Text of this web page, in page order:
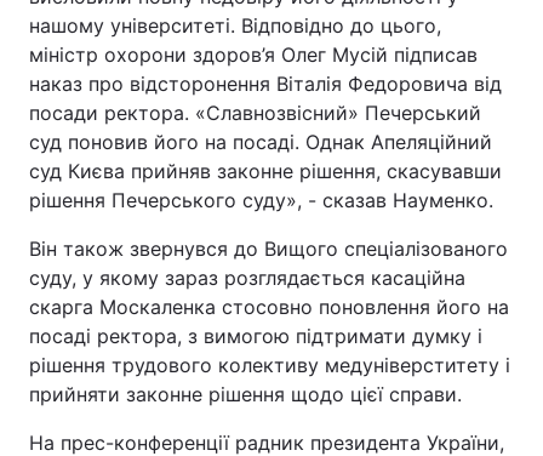
нашому університеті. Відповідно до цього,
міністр охорони здоров’я Олег Мусій підписав
наказ про відсторонення Віталія Федоровича від
посади ректора. «Славнозвісний» Печерський
суд поновив його на посаді. Однак Апеляційний
суд Києва прийняв законне рішення, скасувавши
рішення Печерського суду», - сказав Науменко.
Він також звернувся до Вищого спеціалізованого
суду, у якому зараз розглядається касаційна
скарга Москаленка стосовно поновлення його на
посаді ректора, з вимогою підтримати думку і
рішення трудового колективу медуніверститету і
прийняти законне рішення щодо цієї справи.
На прес-конференції радник президента України,